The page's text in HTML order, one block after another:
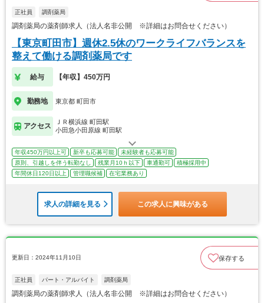
正社員 調剤薬局
調剤薬局の薬剤師求人（法人名非公開 ※詳細はお問合せください）
【東京町田市】週休2.5休のワークライフバランスを
整えて働ける調剤薬局です
給与 【年収】450万円
勤務地 東京都 町田市
アクセス
ＪＲ横浜線 町田駅
小田急小田原線 町田駅
年収450万円以上可 新卒も応募可能
未経験者も応募可能
原則、引越しを伴う転勤なし
残業月10ｈ以下 車通勤可
積極採用中
年間休日120日以上
管理職候補 在宅業務あり
求人の詳細を見る この求人に興味がある
更新日：2024年11月10日 保存する
正社員 パート・アルバイト 調剤薬局
調剤薬局の薬剤師求人（法人名非公開 ※詳細はお問合せください）